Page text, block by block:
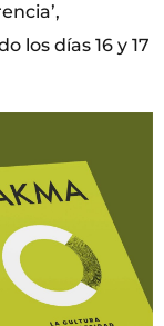
los días 16 y 17